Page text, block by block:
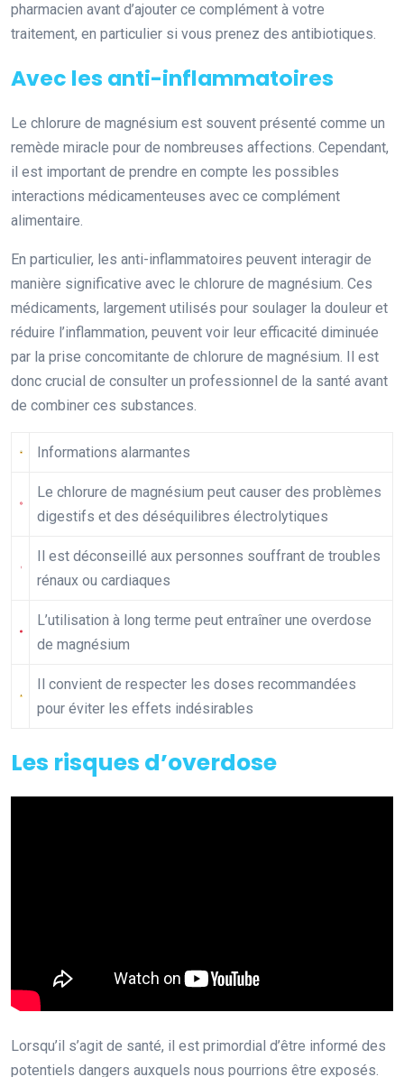
pharmacien avant d’ajouter ce complément à votre
traitement, en particulier si vous prenez des antibiotiques.
Avec les anti-inflammatoires
Le chlorure de magnésium est souvent présenté comme un
remède miracle pour de nombreuses affections. Cependant,
il est important de prendre en compte les possibles
interactions médicamenteuses avec ce complément
alimentaire.
En particulier, les anti-inflammatoires peuvent interagir de
manière significative avec le chlorure de magnésium. Ces
médicaments, largement utilisés pour soulager la douleur et
réduire l’inflammation, peuvent voir leur efficacité diminuée
par la prise concomitante de chlorure de magnésium. Il est
donc crucial de consulter un professionnel de la santé avant
de combiner ces substances.
Informations alarmantes
Le chlorure de magnésium peut causer des problèmes
digestifs et des déséquilibres électrolytiques
Il est déconseillé aux personnes souffrant de troubles
rénaux ou cardiaques
L’utilisation à long terme peut entraîner une overdose
de magnésium
Il convient de respecter les doses recommandées
pour éviter les effets indésirables
Les risques d’overdose
Lorsqu’il s’agit de santé, il est primordial d’être informé des
potentiels dangers auxquels nous pourrions être exposés.